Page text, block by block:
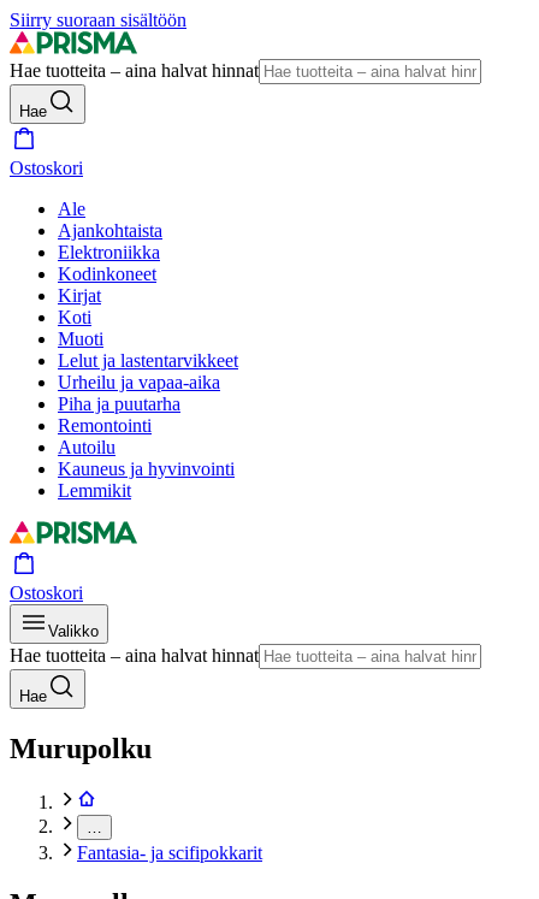
Siirry suoraan sisältöön
Hae tuotteita – aina halvat hinnat
Hae
Ostoskori
Ale
Ajankohtaista
Elektroniikka
Kodinkoneet
Kirjat
Koti
Muoti
Lelut ja lastentarvikkeet
Urheilu ja vapaa-aika
Piha ja puutarha
Remontointi
Autoilu
Kauneus ja hyvinvointi
Lemmikit
Ostoskori
Valikko
Hae tuotteita – aina halvat hinnat
Hae
Murupolku
Fantasia- ja scifipokkarit